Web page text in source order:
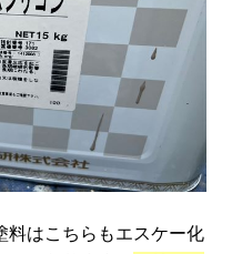
はこちらもエスケー化